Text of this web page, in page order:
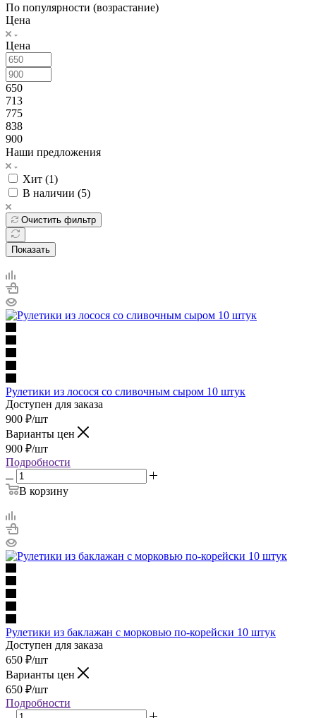
По популярности (возрастание)
Цена
Цена
650
713
775
838
900
Наши предложения
Хит (1)
В наличии (5)
Очистить фильтр
Показать
Рулетики из лосося со сливочным сыром 10 штук
Доступен для заказа
900 ₽/шт
Варианты цен
900 ₽/шт
Подробности
В корзину
Рулетики из баклажан с морковью по-корейски 10 штук
Доступен для заказа
650 ₽/шт
Варианты цен
650 ₽/шт
Подробности